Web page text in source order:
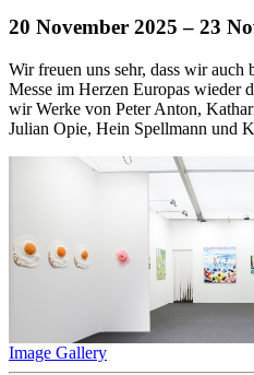
20 November 2025 – 23
Wir freuen uns sehr, dass wir auch
Messe im Herzen Europas wieder
wir Werke von Peter Anton,
Julian Opie, Hein Spellmann und
Image Gallery